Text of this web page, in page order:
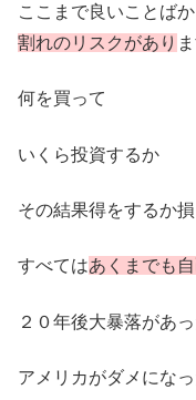
ここまで良いことば
割れのリスクがあり
何を買って
いくら投資するか
その結果得をするか
すべてはあくまでも
２０年後大暴落があ
アメリカがダメにな